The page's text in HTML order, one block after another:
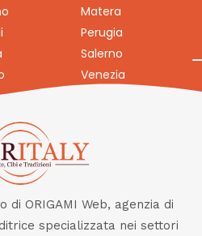
Matera
Perugia
Salerno
Venezia
di ORIGAMI Web, agenzia di
specializzata nei settori